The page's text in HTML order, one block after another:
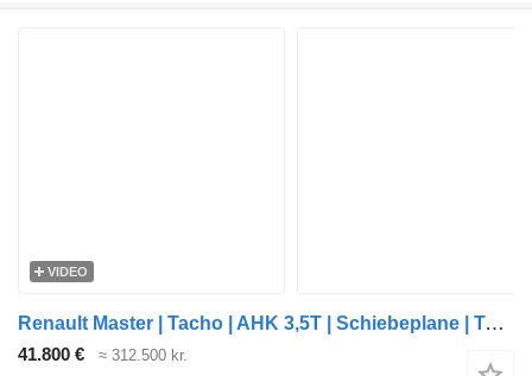
VIDEO
Renault Master | Tacho | AHK 3,5T | Schiebeplane | Tempomat | Klima | Ap
41.800 € ≈ 312.500 kr.